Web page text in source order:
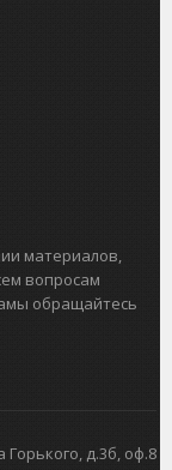
материалов,
вопросам
обращайтесь
Горького, д.3б, оф.8